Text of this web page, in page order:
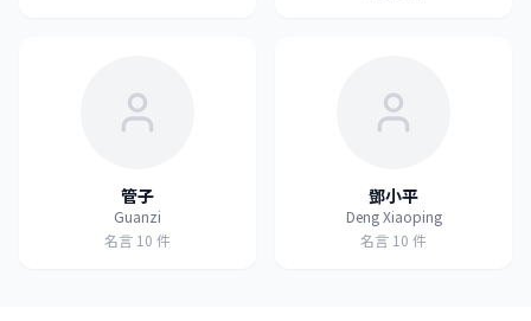
管子
Guanzi
名言 10 件
鄧小平
Deng Xiaoping
名言 10 件